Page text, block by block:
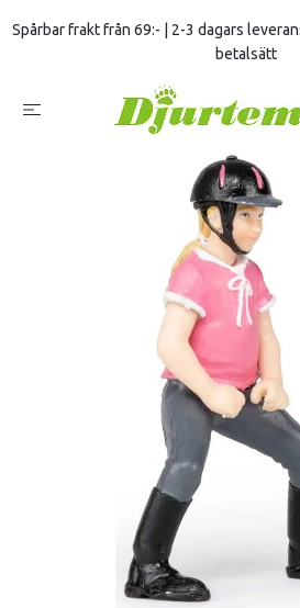
Spårbar frakt från 69:- | 2-3 dagars
betalsätt